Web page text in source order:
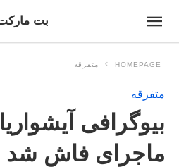
بت
HOMEPAGE متفرقه
متفرقه
بیوگرافی
ماجرای فاش شد